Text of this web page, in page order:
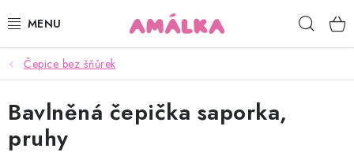
na
KOJENECKÉ, DĚTSKÉ OBLEČENÍ
ČEPICE, RUKAVICE, NÁKRČNÍKY
OSUŠKY, BRYNDÁKY, DEKY, DOPLŇKY
Čepice bez šňůrek
Bavlněná čepička saporka,
pruhy